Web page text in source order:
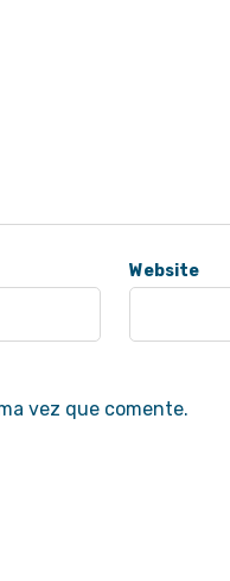
Website
vez que comente.